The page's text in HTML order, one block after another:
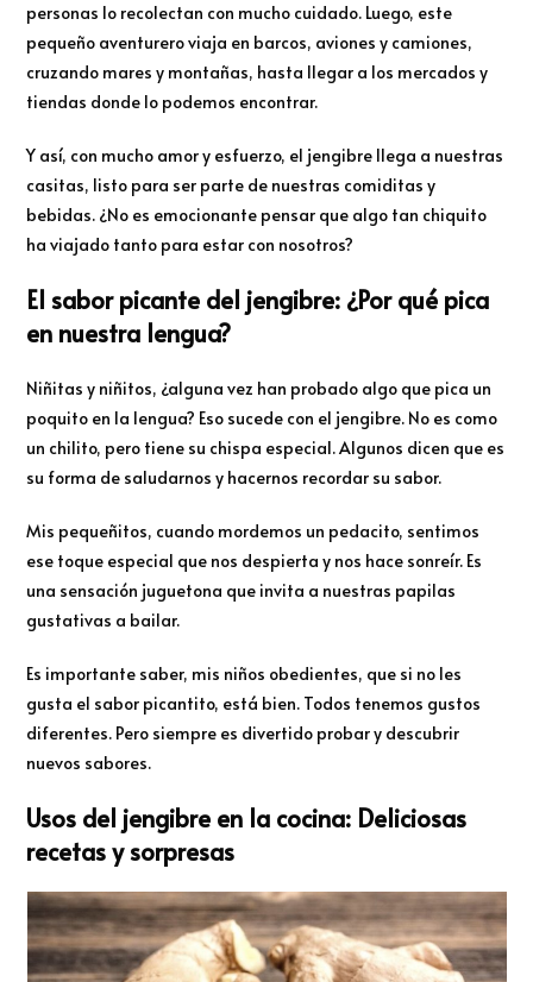
personas lo recolectan con mucho cuidado. Luego, este
pequeño aventurero viaja en barcos, aviones y camiones,
cruzando mares y montañas, hasta llegar a los mercados y
tiendas donde lo podemos encontrar.
Y así, con mucho amor y esfuerzo, el jengibre llega a nuestras
casitas, listo para ser parte de nuestras comiditas y
bebidas. ¿No es emocionante pensar que algo tan chiquito
ha viajado tanto para estar con nosotros?
El sabor picante del jengibre: ¿Por qué pica
en nuestra lengua?
Niñitas y niñitos, ¿alguna vez han probado algo que pica un
poquito en la lengua? Eso sucede con el jengibre. No es como
un chilito, pero tiene su chispa especial. Algunos dicen que es
su forma de saludarnos y hacernos recordar su sabor.
Mis pequeñitos, cuando mordemos un pedacito, sentimos
ese toque especial que nos despierta y nos hace sonreír. Es
una sensación juguetona que invita a nuestras papilas
gustativas a bailar.
Es importante saber, mis niños obedientes, que si no les
gusta el sabor picantito, está bien. Todos tenemos gustos
diferentes. Pero siempre es divertido probar y descubrir
nuevos sabores.
Usos del jengibre en la cocina: Deliciosas
recetas y sorpresas